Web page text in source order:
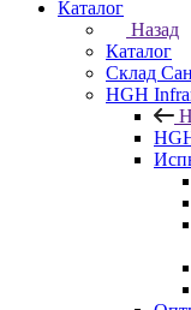
Каталог
Назад
Каталог
Cклад
HGH